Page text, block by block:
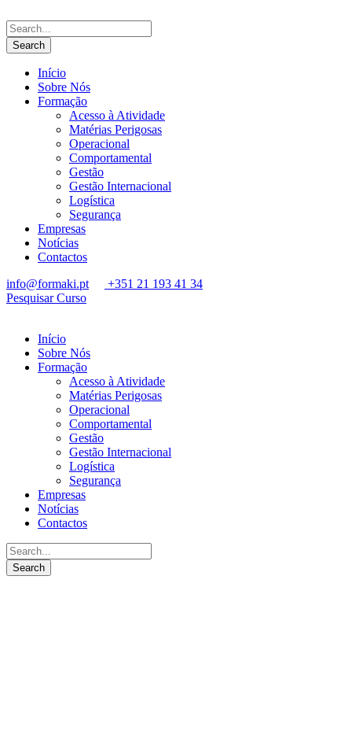
Início
Sobre Nós
Formação
Acesso à Atividade
Matérias Perigosas
Operacional
Comportamental
Gestão
Gestão Internacional
Logística
Segurança
Empresas
Notícias
Contactos
info@formaki.pt
+351 21 193 41 34
Pesquisar Curso
Início
Sobre Nós
Formação
Acesso à Atividade
Matérias Perigosas
Operacional
Comportamental
Gestão
Gestão Internacional
Logística
Segurança
Empresas
Notícias
Contactos